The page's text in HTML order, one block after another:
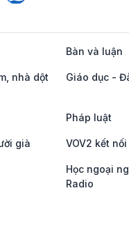
Bàn và luận
nhà dột
Giáo dục -
Pháp luật
già VOV2 kết nối
Học ngoại
Radio